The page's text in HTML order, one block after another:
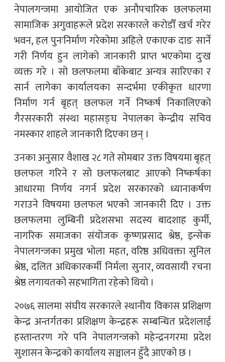
नेपालगन्जमा आयोजित एक अनौपचारिक छलफलमा
सामाजिक अगुवाहरूले प्रदेश सरकारले करोडौँ खर्च गरेर
भवन, हल पुनःनिर्माण गरेकोमा अहिले एकाएक दाङ सार्ने
गरी निर्णय हुन लागेको जानकारी प्राप्त भएकोमा दुःख
व्यक्त गरे । सो छलफलमा बाँकेबाट अन्यत्र सारिएका र
सार्न लागेका कार्यालयका सन्दर्भमा एकीकृत धारणा
निर्माण गर्न बृहत् छलफल गर्ने निष्कर्ष निकालिएको
गैरसरकारी संस्था महासङ्घ नेपालका केन्द्रीय सचिव
नमस्कार शाहले जानकारी दिएका छन् ।
उनका अनुसार वैशाख २८ गते सोमबार उक्त विषयमा बृहत्
छलफल गरिने र सो छलफलबाट आएको निष्कर्षका
आधारमा निर्णय नगर्न प्रदेश सरकारको ध्यानाकर्षण
गराउने विषयमा छलफल भएको जानकारी दिए । उक्त
छलफलमा लुम्बिनी प्रदेशसभा सदस्य बादशाह कुर्मी,
नागरिक समाजका संयोजक कृष्णप्रसाद श्रेष्ठ, इन्सेक
नेपालगन्जका प्रमुख भोला महत, वरिष्ठ अधिवक्ता सुनिल
श्रेष्ठ, दलित अधिकारकर्मी निर्मला सुनार, व्यवसायी रचना
श्रेष्ठ लगायतको सहभागिता रहेको थियो ।
२०७६ सालमा संघीय सरकारले स्थानीय विकास प्रशिक्षण
केन्द्र अन्तर्गतका प्रशिक्षण केन्द्रहरू सम्बन्धित प्रदेशलाई
हस्तान्तरण गरे पनि नेपालगन्जको महेन्द्रनगरमा प्रदेश
सुशासन केन्द्रको कार्यालय सञ्चालन हुँदै आएको छ ।